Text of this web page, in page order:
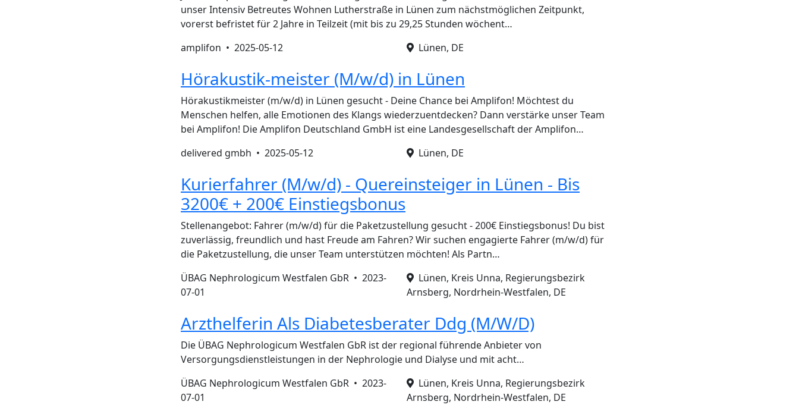
unser Intensiv Betreutes Wohnen Lutherstraße in Lünen zum nächstmöglichen Zeitpunkt,
vorerst befristet für 2 Jahre in Teilzeit (mit bis zu 29,25 Stunden wöchent…
amplifon • 2025-05-12 Lünen, DE
Hörakustik-meister (M/w/d) in Lünen
Hörakustikmeister (m/w/d) in Lünen gesucht - Deine Chance bei Amplifon! Möchtest du
Menschen helfen, alle Emotionen des Klangs wiederzuentdecken? Dann verstärke unser Team
bei Amplifon! Die Amplifon Deutschland GmbH ist eine Landesgesellschaft der Amplifon…
delivered gmbh • 2025-05-12 Lünen, DE
Kurierfahrer (M/w/d) - Quereinsteiger in Lünen - Bis
3200€ + 200€ Einstiegsbonus
Stellenangebot: Fahrer (m/w/d) für die Paketzustellung gesucht - 200€ Einstiegsbonus! Du bist
zuverlässig, freundlich und hast Freude am Fahren? Wir suchen engagierte Fahrer (m/w/d) für
die Paketzustellung, die unser Team unterstützen möchten! Als Partn…
ÜBAG Nephrologicum Westfalen GbR • 2023-
07-01
Lünen, Kreis Unna, Regierungsbezirk
Arnsberg, Nordrhein-Westfalen, DE
Arzthelferin Als Diabetesberater Ddg (M/W/D)
Die ÜBAG Nephrologicum Westfalen GbR ist der regional führende Anbieter von
Versorgungsdienstleistungen in der Nephrologie und Dialyse und mit acht…
ÜBAG Nephrologicum Westfalen GbR • 2023-
07-01
Lünen, Kreis Unna, Regierungsbezirk
Arnsberg, Nordrhein-Westfalen, DE